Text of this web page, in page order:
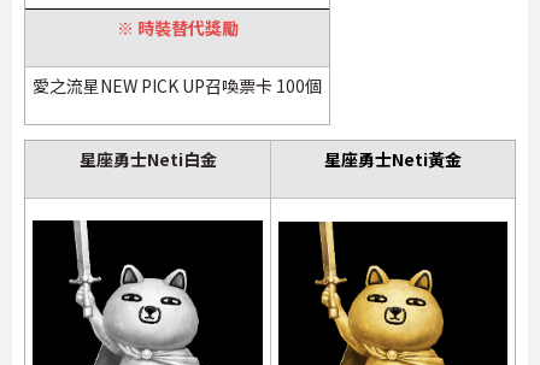
※ 時裝替代獎勵
愛之流星NEW PICK UP召喚票卡 100個
星座勇士Neti白金 星座勇士Neti黃金